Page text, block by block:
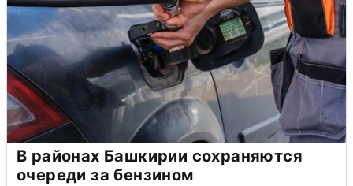
В районах Башкирии сохраняются
очереди за бензином